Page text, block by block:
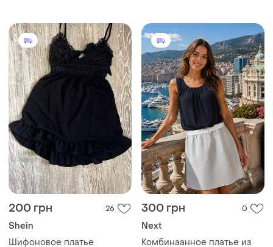
200 грн 26
Shein
Шифоновое платье
300 грн 0
Next
Комбинаанное платье из